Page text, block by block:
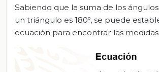
Sabiendo que la suma de los
un triángulo es 180º, se puede
ecuación para encontrar las medidas.